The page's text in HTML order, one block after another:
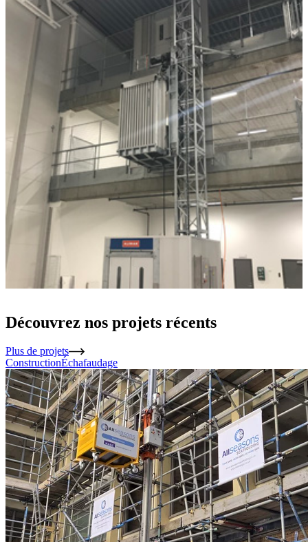
Découvrez nos projets récents
Plus de projets
ConstructionÉchafaudage